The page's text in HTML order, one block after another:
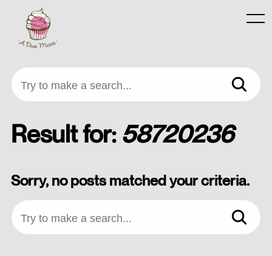
content
Menu
Try to make a search...
Result for: 58720236
Sorry, no posts matched your criteria.
Try to make a search...